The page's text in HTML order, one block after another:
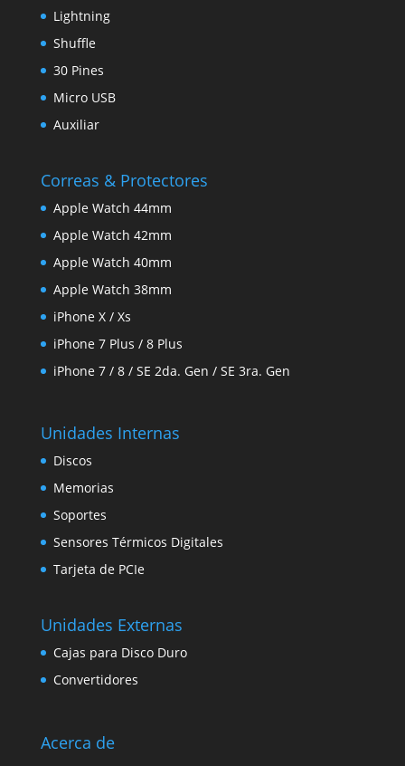
Lightning
Shuffle
30 Pines
Micro USB
Auxiliar
Correas & Protectores
Apple Watch 44mm
Apple Watch 42mm
Apple Watch 40mm
Apple Watch 38mm
iPhone X / Xs
iPhone 7 Plus / 8 Plus
iPhone 7 / 8 / SE 2da. Gen / SE 3ra. Gen
Unidades Internas
Discos
Memorias
Soportes
Sensores Térmicos Digitales
Tarjeta de PCIe
Unidades Externas
Cajas para Disco Duro
Convertidores
Acerca de